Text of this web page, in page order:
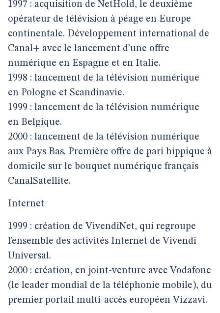
1997 : acquisition de NetHold, le deuxième
opérateur de télévision à péage en Europe
continentale. Développement international de
Canal+ avec le lancement d’une offre
numérique en Espagne et en Italie.
1998 : lancement de la télévision numérique
en Pologne et Scandinavie.
1999 : lancement de la télévision numérique
en Belgique.
2000 : lancement de la télévision numérique
aux Pays Bas. Première offre de pari hippique à
domicile sur le bouquet numérique français
CanalSatellite.
Internet
1999 : création de VivendiNet, qui regroupe
l’ensemble des activités Internet de Vivendi
Universal.
2000 : création, en joint-venture avec Vodafone
(le leader mondial de la téléphonie mobile), du
premier portail multi-accès européen Vizzavi.